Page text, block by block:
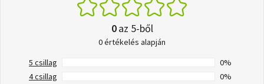
0az 5-ből
0 értékelés alapján
5 csillag
0%
4 csillag
0%